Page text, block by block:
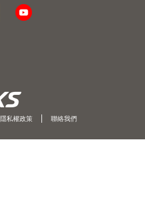
隱私權政策 聯絡我們